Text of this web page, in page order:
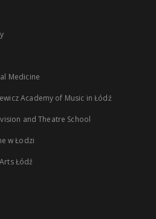
Medicine
Academy of Music in Łódź
and Theatre School
w Łodzi
Łódź